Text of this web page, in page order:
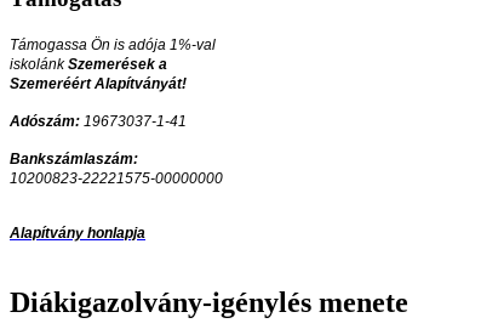
Támogassa Ön is adója 1%-val
iskolánkSzemerések a
Szemeréért Alapítványát!
Adószám: 19673037-1-41
Bankszámlaszám:
10200823-22221575-00000000
Alapítvány honlapja
Diákigazolvány-igénylés menete